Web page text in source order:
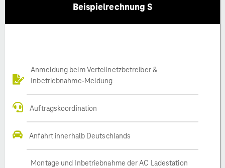
Beispielrechnung S
Anmeldung beim Verteilnetzbetreiber &
Inbetriebnahme-Meldung
Auftragskoordination
Anfahrt innerhalb Deutschlands
Montage und Inbetriebnahme der AC Ladestation